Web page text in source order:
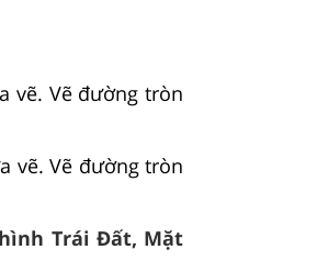
vẽ. Vẽ đường tròn
vẽ. Vẽ đường tròn
Trái Đất, Mặt